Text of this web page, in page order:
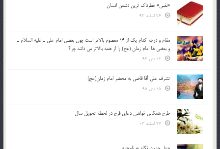
«نفس» خطرناک ترین دشمن انسان
مقام و درجه كدام يك از 14 معصوم بالاتر است چون بعضي امام علي ـ عليه السلام ـ
و بعضي ها امام زمان (عج) را از همه بالاتر مي دانند چرا؟
تشرف علي آقا قاضي به محضر امام زمان(عج)
طرح همگانی خواندن دعای فرج در لحظه تحویل سال